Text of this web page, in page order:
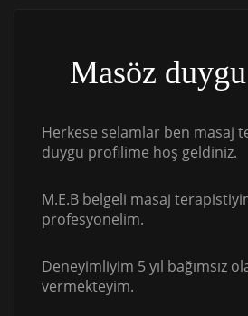
Masöz
Herkese selamlar ben masaj
duygu profilime hoş geldiniz.
M.E.B belgeli masaj
profesyonelim.
Deneyimliyim 5 yıl bağımsız
vermekteyim.